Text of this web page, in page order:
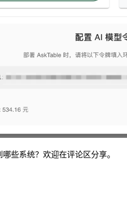
些系统？欢迎在评论区分享。